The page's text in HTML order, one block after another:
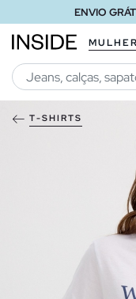
ENVIO
MULHER
T-SHIRTS